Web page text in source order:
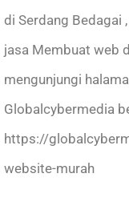
di Serdang Bedagai
jasa Membuat web
mengunjungi
Globalcybermedia
https://
website-murah